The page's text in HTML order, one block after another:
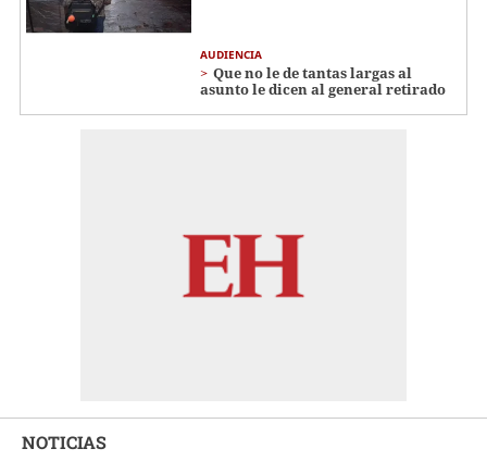
AUDIENCIA
Que no le de tantas largas al
asunto le dicen al general retirado
NOTICIAS